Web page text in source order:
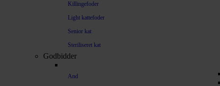
Killingefoder
Light kattefoder
Senior kat
Steriliseret kat
Godbidder
And